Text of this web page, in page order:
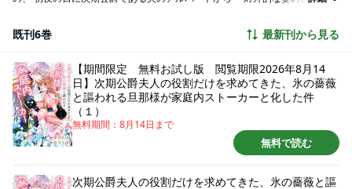
となんてほっといて 好きに生きよう！」と自由に楽しく過ごし始める。 で
ラウマ系旦那様を癒して逆転溺愛ラブ！
既刊6巻 最新刊から見る
【期間限定 無料お試し版 閲覧期限2026年8月14
日】次期公爵夫人の役割だけを求めてきた、氷の薔薇
と謳われる旦那様が家庭内ストーカーと化した件
（１）
無料期間： 8月14日 まで
無料で読む
次期公爵夫人の役割だけを求めてきた、氷の薔薇と謳